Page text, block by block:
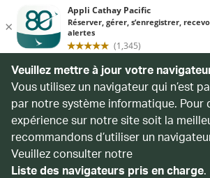
Veuillez mettre à jour votre
Vous utilisez un navigateur qui n’est
par notre système informatique. Pour
expérience sur notre site soit la
recommandons d’utiliser un
Veuillez consulter notre
Liste des navigateurs pris en charge.